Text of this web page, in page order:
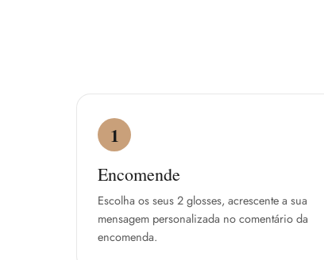
1
Encomende
Escolha os seus 2 glosses, acrescente a sua
mensagem personalizada no comentário da
encomenda.